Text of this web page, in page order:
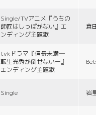
Single/TVアニメ『うちの
師匠はしっぽがない』エ
ンディング主題歌
倉
tvkドラマ『信長未満―
転生光秀が倒せないー』
エンディング主題歌
Single 岩